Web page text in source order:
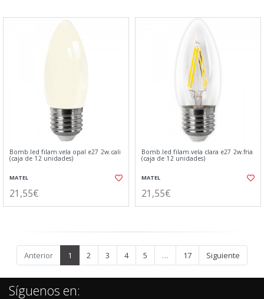
Bomb.led filam.vela opal e27 2w.cali
(caja de 12 unidades)
MATEL
21,55€
Bomb.led filam.vela clara e27 2w.fria
(caja de 12 unidades)
MATEL
21,55€
Anterior 1 2 3 4 5 … 17 Siguiente
Síguenos en: